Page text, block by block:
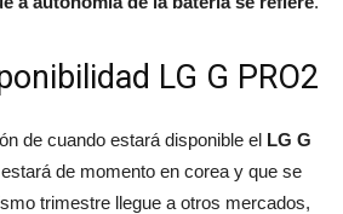
LG G PRO2
de cuando estará disponible el LG G
de momento en corea y que se
trimestre llegue a otros mercados,